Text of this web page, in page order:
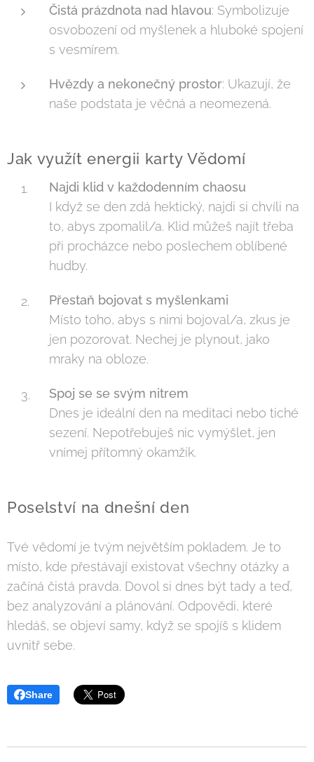
Čistá prázdnota nad hlavou: Symbolizuje
osvobození od myšlenek a hluboké spojení
s vesmírem.
Hvězdy a nekonečný prostor: Ukazují, že
naše podstata je věčná a neomezená.
Jak využít energii karty Vědomí
Najdi klid v každodenním chaosu
I když se den zdá hektický, najdi si chvíli na
to, abys zpomalil/a. Klid můžeš najít třeba
při procházce nebo poslechem oblíbené
hudby.
Přestaň bojovat s myšlenkami
Místo toho, abys s nimi bojoval/a, zkus je
jen pozorovat. Nechej je plynout, jako
mraky na obloze.
Spoj se se svým nitrem
Dnes je ideální den na meditaci nebo tiché
sezení. Nepotřebuješ nic vymýšlet, jen
vnímej přítomný okamžik.
Poselství na dnešní den
Tvé vědomí je tvým největším pokladem. Je to
místo, kde přestávají existovat všechny otázky a
začíná čistá pravda. Dovol si dnes být tady a teď,
bez analyzování a plánování. Odpovědi, které
hledáš, se objeví samy, když se spojíš s klidem
uvnitř sebe.
Share